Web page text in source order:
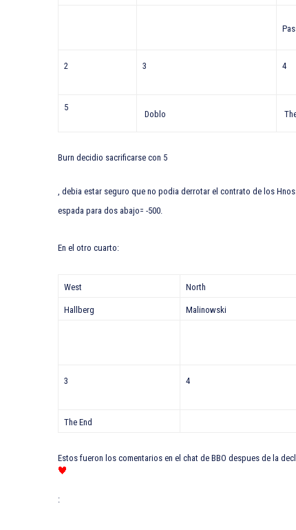
2 3 4
5
Doblo
Burn decidio sacrificarse con 5
, debia estar seguro que no podia derrotar el contrato de los
espada para dos abajo= -500.
En el otro cuarto:
West North
Hallberg Malinowski
3 4
The End
Estos fueron los comentarios en el chat de BBO despues de la
: